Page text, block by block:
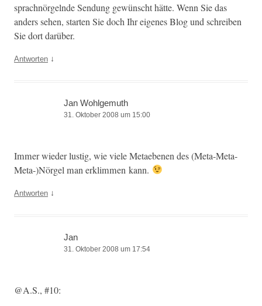
sprach­nörgel­nde Sendung gewün­scht hätte. Wenn Sie das
anders sehen, starten Sie doch Ihr eigenes Blog und schreiben
Sie dort darüber.
Antworten ↓
Jan Wohlgemuth
31. Oktober 2008 um 15:00
Immer wieder lustig, wie viele Metaebe­nen des (Meta-Meta-
Meta-)Nörgel man erk­lim­men kann.
Antworten ↓
Jan
31. Oktober 2008 um 17:54
@A.S., #10: